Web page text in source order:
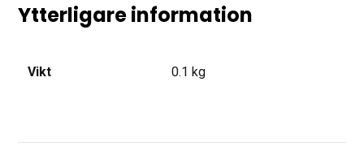
Ytterligare information
Vikt 0.1 kg